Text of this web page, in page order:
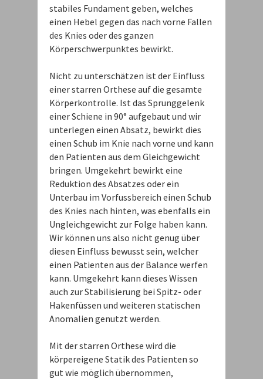
stabiles Fundament geben, welches
einen Hebel gegen das nach vorne Fallen
des Knies oder des ganzen
Körperschwerpunktes bewirkt.
Nicht zu unterschätzen ist der Einfluss
einer starren Orthese auf die gesamte
Körperkontrolle. Ist das Sprunggelenk
einer Schiene in 90° aufgebaut und wir
unterlegen einen Absatz, bewirkt dies
einen Schub im Knie nach vorne und kann
den Patienten aus dem Gleichgewicht
bringen. Umgekehrt bewirkt eine
Reduktion des Absatzes oder ein
Unterbau im Vorfussbereich einen Schub
des Knies nach hinten, was ebenfalls ein
Ungleichgewicht zur Folge haben kann.
Wir können uns also nicht genug über
diesen Einfluss bewusst sein, welcher
einen Patienten aus der Balance werfen
kann. Umgekehrt kann dieses Wissen
auch zur Stabilisierung bei Spitz- oder
Hakenfüssen und weiteren statischen
Anomalien genutzt werden.
Mit der starren Orthese wird die
körpereigene Statik des Patienten so
gut wie möglich übernommen,